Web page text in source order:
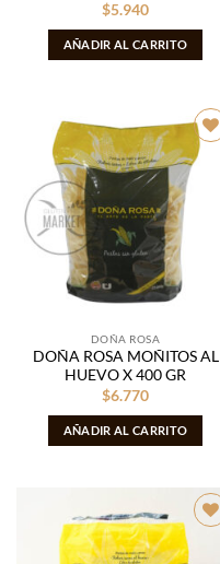
$5.940
AÑADIR AL CARRITO
Añadir
lista de
deseos
DOÑA ROSA
DOÑA ROSA MOÑITOS AL
HUEVO X 400 GR
$6.770
AÑADIR AL CARRITO
Añadir